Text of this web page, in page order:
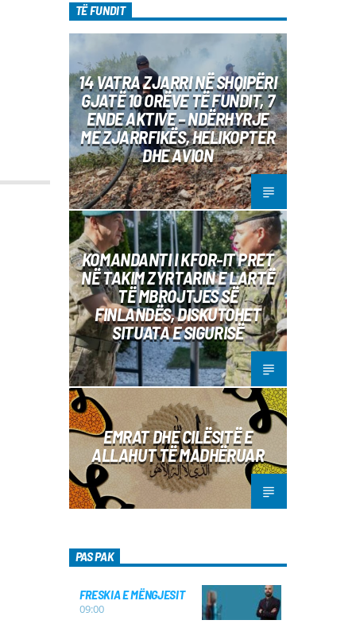
TË FUNDIT
14 VATRA ZJARRI NË SHQIPËRI
GJATË 10 ORËVE TË FUNDIT, 7
ENDE AKTIVE – NDËRHYRJE
ME ZJARRFIKËS, HELIKOPTER
DHE AVION
KOMANDANTI I KFOR-IT PRET
NË TAKIM ZYRTARIN E LARTË
TË MBROJTJES SË
FINLANDËS, DISKUTOHET
SITUATA E SIGURISË
EMRAT DHE CILËSITË E
ALLAHUT TË MADHËRUAR
PAS PAK
FRESKIA E MËNGJESIT
09:00